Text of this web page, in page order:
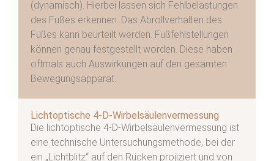
(dynamisch). Hierbei lassen sich Fehlbelastungen
des Fußes erkennen. Das Abrollverhalten des
Fußes kann beurteilt werden. Fußfehlstellungen
können genau festgestellt worden. Diese haben
oftmals auch Auswirkungen auf den gesamten
Bewegungsapparat.
Lichtoptische 4-D-Wirbelsäulenvermessung
Die lichtoptische 4-D-Wirbelsäulenvermessung ist
eine technische Untersuchungsmethode, bei der
ein „Lichtblitz“ auf den Rücken projiziert und von